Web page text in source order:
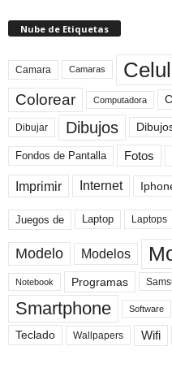
Nube de Etiquetas
Camara Camaras
Colorear Computadora
Dibujar Dibujos
Fondos de Pantalla Fotos
Imprimir Internet
Juegos de Laptop Laptops
Modelo Modelos
Notebook Programas
Smartphone Software
Teclado Wallpapers Wifi